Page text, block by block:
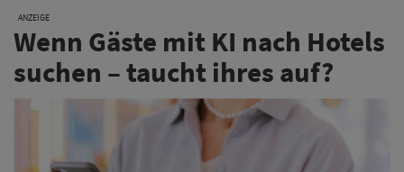
ANZEIGE
Wenn Gäste mit KI nach Hotels
suchen – taucht ihres auf?